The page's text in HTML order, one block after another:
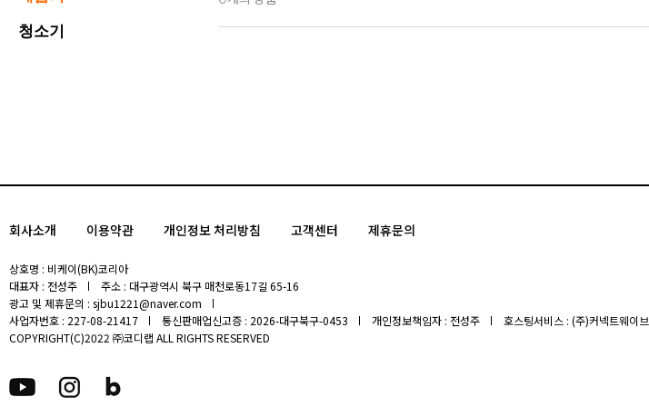
청소기
회사소개 이용약관 개인정보 처리방침 고객센터 제휴문의
상호명 : 비케이(BK)코리아
대표자 : 전성주
주소 : 대구광역시 북구 매천로동17길 65-16
광고 및 제휴문의 : sjbu1221@naver.com
사업자번호 : 227-08-21417
통신판매업신고증 : 2026-대구북구-0453 개인정보책임자 : 전성주
호스팅서비스 : (주)커넥트웨이브
COPYRIGHT(C)2022 ㈜코디랩 ALL RIGHTS RESERVED